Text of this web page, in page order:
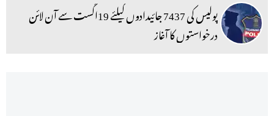
پولیس کی 7437 جائیدادوں کیلئے 19اگست سے آن لائن
درخواستوں کا آغاز